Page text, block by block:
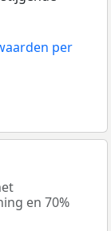
per
en 70%